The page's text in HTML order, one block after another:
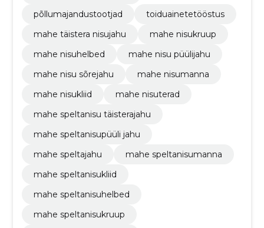
põllumajandustootjad
toiduainetetööstus
mahe täistera nisujahu
mahe nisukruup
mahe nisuhelbed
mahe nisu püülijahu
mahe nisu sõrejahu
mahe nisumanna
mahe nisukliid
mahe nisuterad
mahe speltanisu täisterajahu
mahe speltanisupüüli jahu
mahe speltajahu
mahe speltanisumanna
mahe speltanisukliid
mahe speltanisuhelbed
mahe speltanisukruup